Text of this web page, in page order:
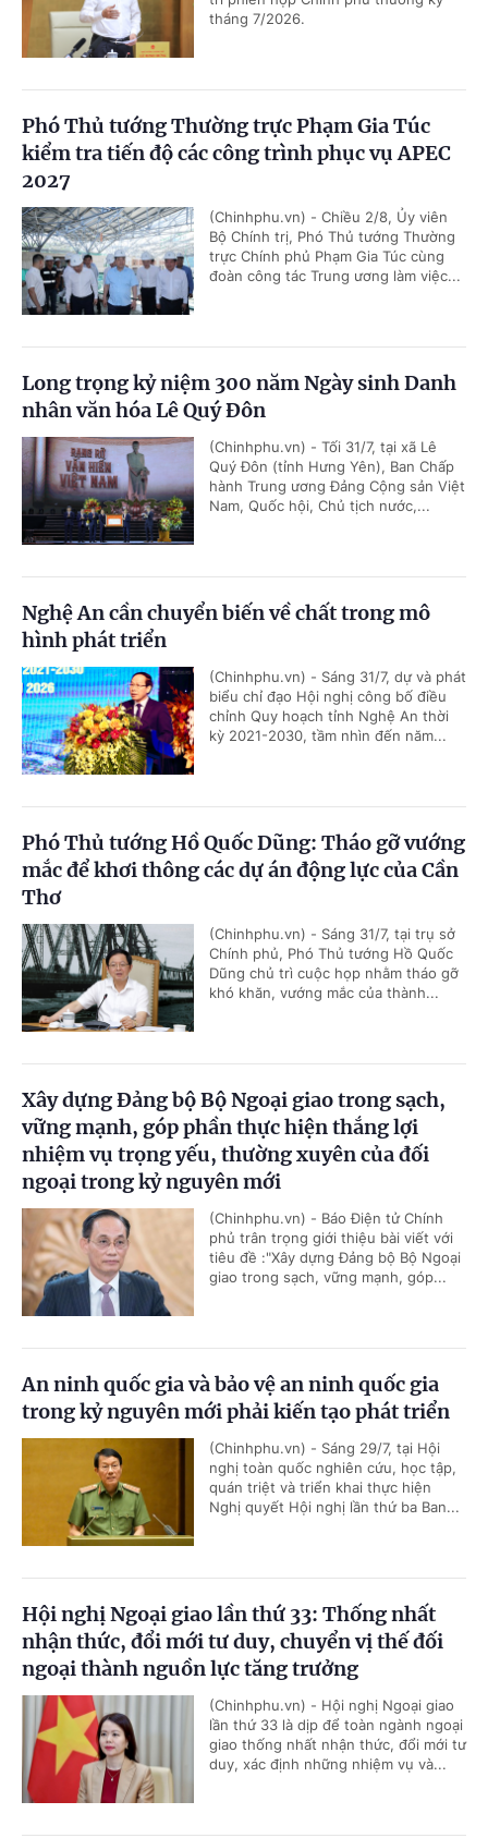
tháng 7/2026.
Phó Thủ tướng Thường trực Phạm Gia Túc
kiểm tra tiến độ các công trình phục vụ APEC
2027
(Chinhphu.vn) - Chiều 2/8, Ủy viên
Bộ Chính trị, Phó Thủ tướng Thường
trực Chính phủ Phạm Gia Túc cùng
đoàn công tác Trung ương làm việc...
Long trọng kỷ niệm 300 năm Ngày sinh Danh
nhân văn hóa Lê Quý Đôn
(Chinhphu.vn) - Tối 31/7, tại xã Lê
Quý Đôn (tỉnh Hưng Yên), Ban Chấp
hành Trung ương Đảng Cộng sản Việt
Nam, Quốc hội, Chủ tịch nước,...
Nghệ An cần chuyển biến về chất trong mô
hình phát triển
(Chinhphu.vn) - Sáng 31/7, dự và phát
biểu chỉ đạo Hội nghị công bố điều
chỉnh Quy hoạch tỉnh Nghệ An thời
kỳ 2021-2030, tầm nhìn đến năm...
Phó Thủ tướng Hồ Quốc Dũng: Tháo gỡ vướng
mắc để khơi thông các dự án động lực của Cần
Thơ
(Chinhphu.vn) - Sáng 31/7, tại trụ sở
Chính phủ, Phó Thủ tướng Hồ Quốc
Dũng chủ trì cuộc họp nhằm tháo gỡ
khó khăn, vướng mắc của thành...
Xây dựng Đảng bộ Bộ Ngoại giao trong sạch,
vững mạnh, góp phần thực hiện thắng lợi
nhiệm vụ trọng yếu, thường xuyên của đối
ngoại trong kỷ nguyên mới
(Chinhphu.vn) - Báo Điện tử Chính
phủ trân trọng giới thiệu bài viết với
tiêu đề :"Xây dựng Đảng bộ Bộ Ngoại
giao trong sạch, vững mạnh, góp...
An ninh quốc gia và bảo vệ an ninh quốc gia
trong kỷ nguyên mới phải kiến tạo phát triển
(Chinhphu.vn) - Sáng 29/7, tại Hội
nghị toàn quốc nghiên cứu, học tập,
quán triệt và triển khai thực hiện
Nghị quyết Hội nghị lần thứ ba Ban...
Hội nghị Ngoại giao lần thứ 33: Thống nhất
nhận thức, đổi mới tư duy, chuyển vị thế đối
ngoại thành nguồn lực tăng trưởng
(Chinhphu.vn) - Hội nghị Ngoại giao
lần thứ 33 là dịp để toàn ngành ngoại
giao thống nhất nhận thức, đổi mới tư
duy, xác định những nhiệm vụ và...